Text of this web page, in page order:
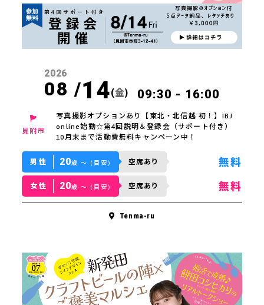
2026
08 /14(金) 09:30 - 16:00
見附市
写真撮影オプションあり【東北・北信越 初！】IBJ
online始動☆第4回説明＆登録会（サポート付き）
10月末まで活動費無料キャンペーン中！
男性 20歳 〜 (目安) 空席あり 無料
女性 20歳 〜 (目安) 空席あり 無料
Tenma-ru